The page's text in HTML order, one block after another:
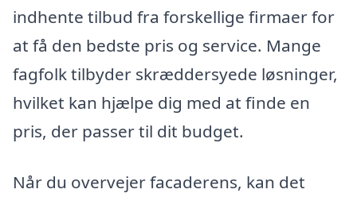
indhente tilbud fra forskellige firmaer for
at få den bedste pris og service. Mange
fagfolk tilbyder skræddersyede løsninger,
hvilket kan hjælpe dig med at finde en
pris, der passer til dit budget.
Når du overvejer facaderens, kan det